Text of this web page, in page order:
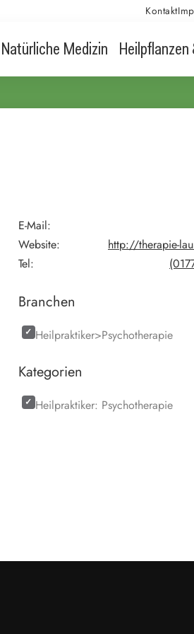
Kontakt
Natürliche Medizin
E-Mail:
Website:
http://therapie-
Tel:
Branchen
Heilpraktiker>Psychotherapie
Kategorien
Heilpraktiker: Psychotherapie